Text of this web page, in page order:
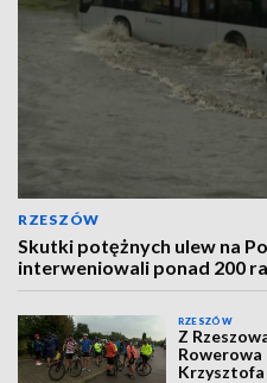
RZESZÓW
Skutki potężnych ulew na
interweniowali ponad 200
RZESZÓW
Z
Rowerowa
Krzysztofa